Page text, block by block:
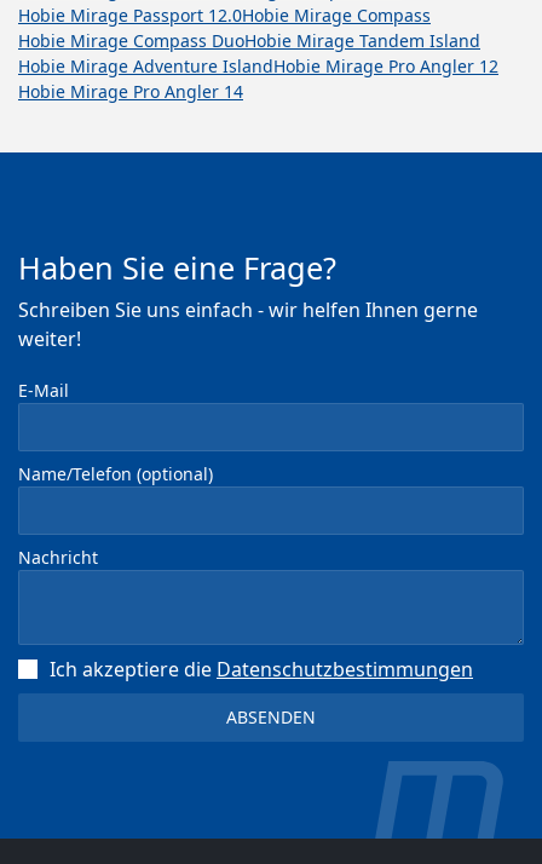
Hobie Mirage Passport 12.0Hobie Mirage Compass
Hobie Mirage Compass DuoHobie Mirage Tandem Island
Hobie Mirage Adventure IslandHobie Mirage Pro Angler 12
Hobie Mirage Pro Angler 14
Haben Sie eine Frage?
Schreiben Sie uns einfach - wir helfen Ihnen gerne
weiter!
E-Mail
Name/Telefon (optional)
Nachricht
Ich akzeptiere die Datenschutz­bestimmungen